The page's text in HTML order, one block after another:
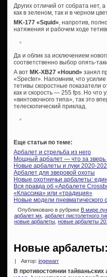
Других отличий от собрата нет,
как в зеленом, так и в черном
MK-177 «Squid» , напротив,
натяжения и рабочем ходе
Да и облик за исключением
соответственно выбор опять-
А вот MK-XB27 «Hound» занял
«Specter». Напомним, что
тетивы скоростные показатели
как и скорость — 255 fps. Но что
«винтовочного типа», так это
телескопический приклад.
Еще статьи по теме:
Арбалет и стрельба из него
Мощный арбалет — что за зверь
Новые арбалеты и луки 2020-
Арбалет для зверовой охоты
Новые охотничьи арбалеты:
Вся правда об «Арбалете
«Классика» или «традиция»
Новые модели пневматического
Опубликовано в рубрике В мире
арбалет мк арбалет пистолетного
новые арбалеты новые арбалеты
Новые
| Автор: ingewarr
В противостоянии